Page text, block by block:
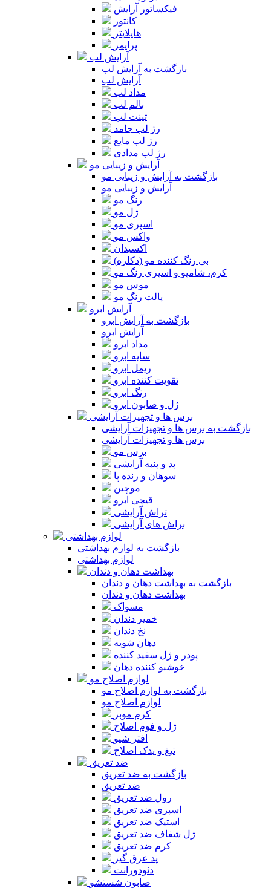
فیکساتور آرایش
کانتور
هایلایتر
پرایمر
آرایش لب
بازگشت به آرایش لب
آرایش لب
مداد لب
بالم لب
تینت لب
رژ لب جامد
رژ لب مایع
رژ لب مدادی
آرایش و زیبایی مو
بازگشت به آرایش و زیبایی مو
آرایش و زیبایی مو
رنگ مو
ژل مو
اسپری مو
واکس مو
اکسیدان
بی رنگ کننده مو (دکلره)
کرم، شامپو و اسپری رنگ مو
موس مو
پالت رنگ مو
آرایش ابرو
بازگشت به آرایش ابرو
آرایش ابرو
مداد ابرو
سایه ابرو
ریمل ابرو
تقویت کننده ابرو
رنگ ابرو
ژل و صابون ابرو
برس ها و تجهیزات آرایشی
بازگشت به برس ها و تجهیزات آرایشی
برس ها و تجهیزات آرایشی
برس مو
پد و پنبه آرایشی
سوهان و رنده پا
موچین
قیچی ابرو
تراش آرایشی
براش های آرایشی
لوازم بهداشتی
بازگشت به لوازم بهداشتی
لوازم بهداشتی
بهداشت دهان و دندان
بازگشت به بهداشت دهان و دندان
بهداشت دهان و دندان
مسواک
خمیر دندان
نخ دندان
دهان شویه
پودر و ژل سفید کننده
خوشبو کننده دهان
لوازم اصلاح مو
بازگشت به لوازم اصلاح مو
لوازم اصلاح مو
کرم موبر
ژل و فوم اصلاح
افتر شیو
تیغ و یدک اصلاح
ضد تعریق
بازگشت به ضد تعریق
ضد تعریق
رول ضد تعریق
اسپری ضد تعریق
استیک ضد تعریق
ژل شفاف ضد تعریق
کرم ضد تعریق
پد عرق گیر
دئودورانت
صابون شستشو